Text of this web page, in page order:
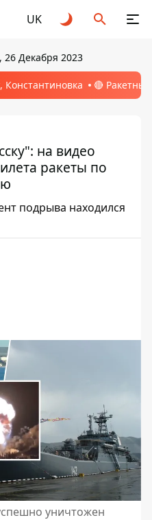
UK
26 Декабря 2023
🔴
на видео
ракеты по
подрыва находился
уничтожен